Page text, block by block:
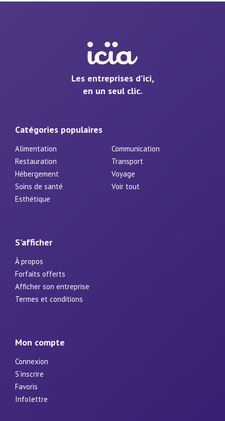
Les entreprises d’ici,
en un seul clic.
Catégories populaires
Alimentation
Communication
Restauration
Transport
Hébergement
Voyage
Soins de santé
Voir tout
Esthétique
S’afficher
À propos
Forfaits offerts
Afficher son entreprise
Termes et conditions
Mon compte
Connexion
S’inscrire
Favoris
Infolettre